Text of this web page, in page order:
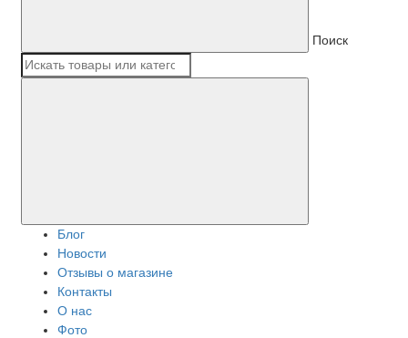
Поиск
Блог
Новости
Отзывы о магазине
Контакты
О нас
Фото